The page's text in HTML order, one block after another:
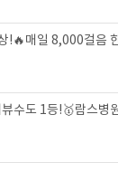
!🔥매일 8,000걸음
수도 1등!🥇람스병